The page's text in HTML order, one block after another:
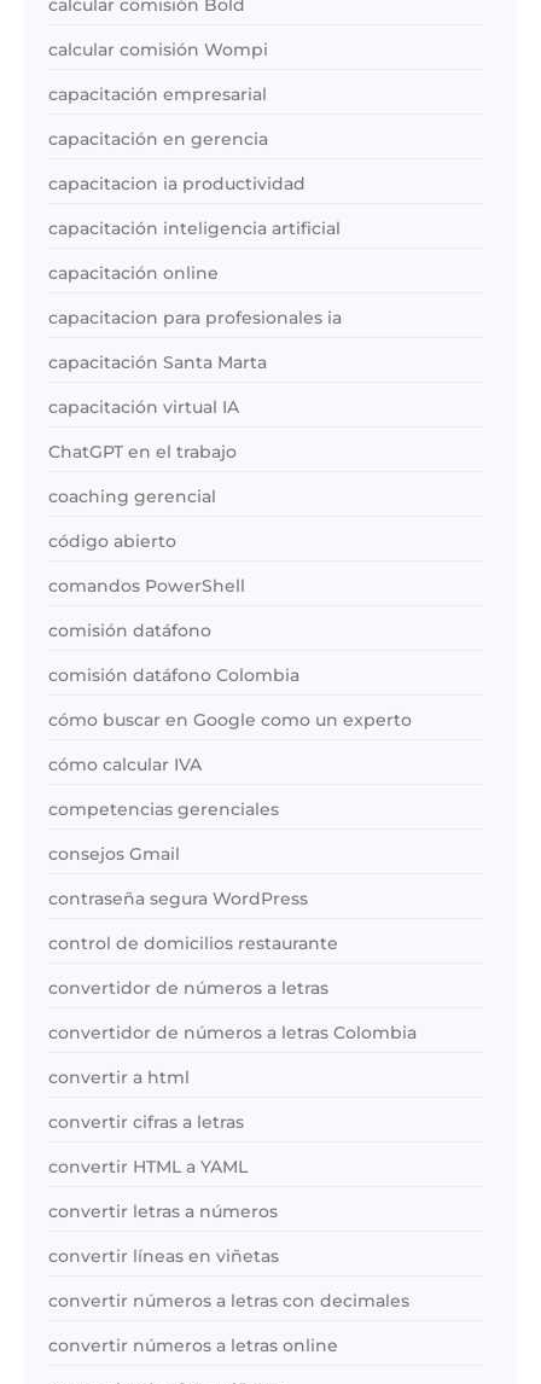
calcular comisión Bold
calcular comisión Wompi
capacitación empresarial
capacitación en gerencia
capacitacion ia productividad
capacitación inteligencia artificial
capacitación online
capacitacion para profesionales ia
capacitación Santa Marta
capacitación virtual IA
ChatGPT en el trabajo
coaching gerencial
código abierto
comandos PowerShell
comisión datáfono
comisión datáfono Colombia
cómo buscar en Google como un experto
cómo calcular IVA
competencias gerenciales
consejos Gmail
contraseña segura WordPress
control de domicilios restaurante
convertidor de números a letras
convertidor de números a letras Colombia
convertir a html
convertir cifras a letras
convertir HTML a YAML
convertir letras a números
convertir líneas en viñetas
convertir números a letras con decimales
convertir números a letras online